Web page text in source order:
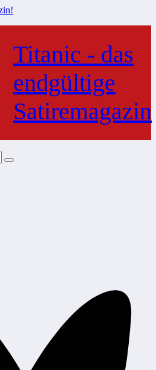
Titanic - das
endgültige
Satiremagazin